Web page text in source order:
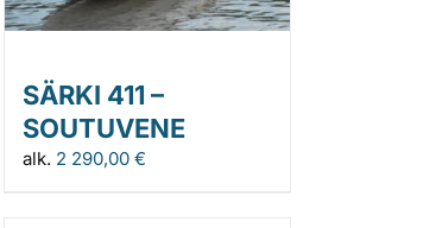
SÄRKI 411 –
SOUTUVENE
alk. 2 290,00 €